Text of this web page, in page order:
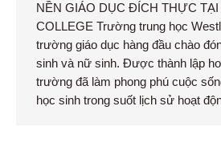
NỀN GIÁO DỤC ĐÍCH THỰC TẠI
COLLEGE Trường trung học
trường giáo dục hàng đầu chào
sinh và nữ sinh. Được thành lập
trường đã làm phong phú cuộc
học sinh trong suốt lịch sử hoạt